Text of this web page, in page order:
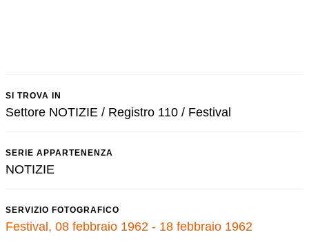
SI TROVA IN
Settore NOTIZIE / Registro 110 / Festival
SERIE APPARTENENZA
NOTIZIE
SERVIZIO FOTOGRAFICO
Festival, 08 febbraio 1962 - 18 febbraio 1962